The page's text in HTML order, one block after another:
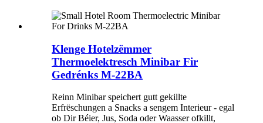
Klenge Hotelzëmmer
Thermoelektresch Minibar Fir
Gedrénks M-22BA
Reinn Minibar speichert gutt gekillte
Erfrëschungen a Snacks a sengem Interieur - egal
ob Dir Béier, Jus, Soda oder Waasser ofkillt,